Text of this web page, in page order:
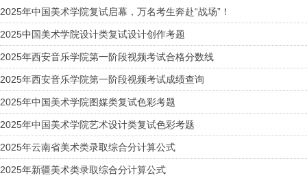
2025年中国美术学院复试启幕，万名考生奔赴“战场”！
2025中国美术学院设计类复试设计创作考题
2025年西安音乐学院第一阶段视频考试合格分数线
2025年西安音乐学院第一阶段视频考试成绩查询
2025年中国美术学院图媒类复试色彩考题
2025年中国美术学院艺术设计类复试色彩考题
2025年云南省美术类录取综合分计算公式
2025年新疆美术类录取综合分计算公式